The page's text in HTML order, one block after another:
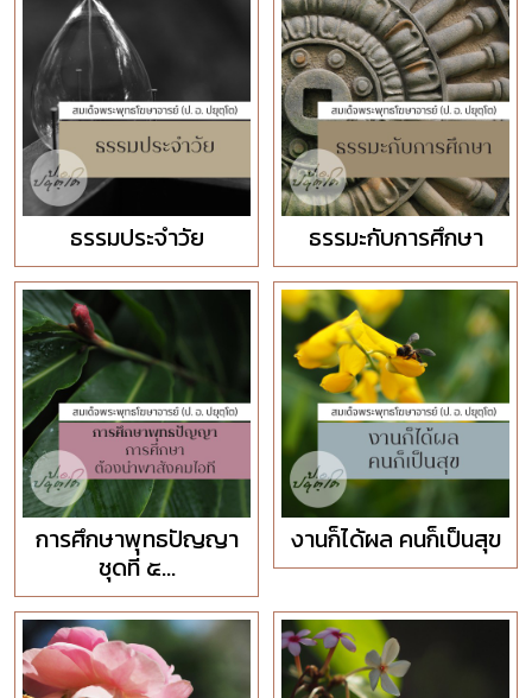
ธรรมประจำวัย ธรรมะกับการศึกษา
การศึกษาพุทธปัญญา
ชุดที่ ๕...
งานก็ได้ผล คนก็เป็นสุข